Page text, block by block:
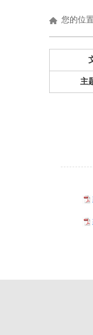
您的位
主